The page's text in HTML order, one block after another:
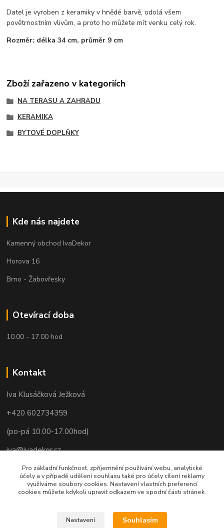
Datel je vyroben z keramiky v hnědé barvě, odolá všem
povětrnostním vlivům, a proto ho můžete mít venku celý rok.
Rozměr: délka 34 cm, průměr 9 cm
Zboží zařazeno v kategoriích
NA TERASU A ZAHRADU
KERAMIKA
BYTOVÉ DOPLŇKY
Kde nás najdete
Kamenný obchod IvaDekor
Horova 16
Brno - Žabovřesky
Otevírací doba
10.00 - 17.00 hod
Kontakt
Iva Klusáčková Ježková
+420 602734359
(po-pá 10.00-17.00hod)
iva@ivadekor.cz
Pro základní funkčnost, zpříjemnění používání webu, analytické
účely a v případě udělení souhlasu také pro účely cílení reklamy
využíváme soubory cookies. Nastavení vlastních preferencí
cookies můžete kdykoli upravit odkazem ve spodní části stránek.
Nastavení Souhlasím